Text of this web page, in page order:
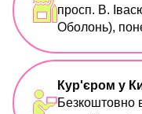
просп. В.
Оболонь),
Кур'єром у
Безкоштовно